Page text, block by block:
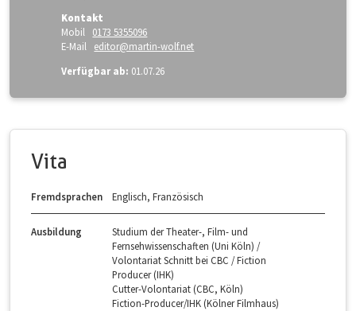
Kontakt
Mobil
0173 5355096
E-Mail
editor@martin-wolf.net
Verfügbar ab: 01.07.26
Vita
Fremdsprachen Englisch, Französisch
Ausbildung
Studium der Theater-, Film- und
Fernsehwissenschaften (Uni Köln) /
Volontariat Schnitt bei CBC / Fiction
Producer (IHK)
Cutter-Volontariat (CBC, Köln)
Fiction-Producer/IHK (Kölner Filmhaus)